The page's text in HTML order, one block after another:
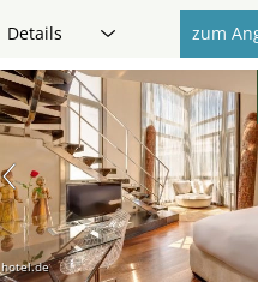
Details zum
hotel.de